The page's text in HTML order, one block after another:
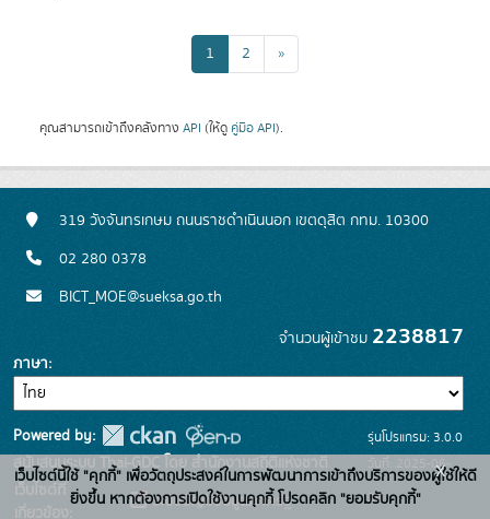
1 2 »
คุณสามารถเข้าถึงคลังทาง API (ให้ดู คู่มือ API).
319 วังจันทรเกษม ถนนราชดำเนินนอก เขตดุสิต กทม. 10300
02 280 0378
BICT_MOE@sueksa.go.th
จำนวนผู้เข้าชม 2238817
ภาษา
Powered by:
สนับสนุนระบบ Thai-GDC โดย สำนักงานสถิติแห่งชาติ
เว็บไซต์ที่
เกี่ยวข้อง:
ระบบบัญชีข้อมูลภาครัฐ
รุ่นโปรแกรม: 3.0.0
วันที่: 2025-06-
26
เว็บไซต์นี้ใช้ "คุกกี้" เพื่อวัตถุประสงค์ในการพัฒนาการเข้าถึงบริการของผู้ใช้ให้ดี
ยิ่งขึ้น หากต้องการเปิดใช้งานคุกกี้ โปรดคลิก "ยอมรับคุกกี้"
x